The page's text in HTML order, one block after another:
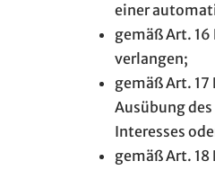
einer
gemäß Art.
verlangen;
gemäß Art.
Ausübung
Interesses
gemäß Art.